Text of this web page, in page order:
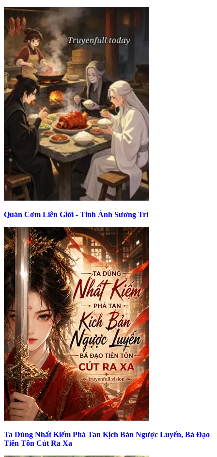
Quán Cơm Liên Giới - Tinh Ảnh Sương Trì
Ta Dùng Nhất Kiếm Phá Tan Kịch Bản Ngược Luyến, Bá Đạo
Tiên Tôn Cút Ra Xa